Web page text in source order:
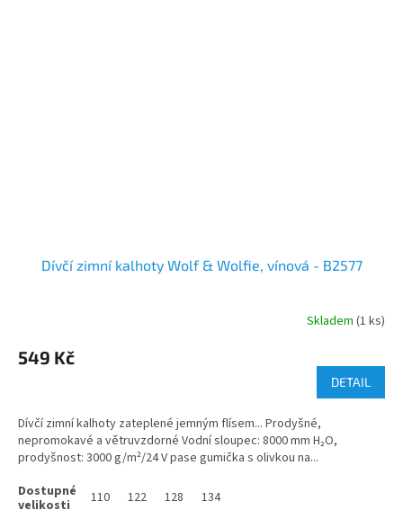
Dívčí zimní kalhoty Wolf & Wolfie, vínová - B2577
Skladem (1 ks)
549 Kč
DETAIL
Dívčí zimní kalhoty zateplené jemným flísem... Prodyšné,
nepromokavé a větruvzdorné Vodní sloupec: 8000 mm H₂O,
prodyšnost: 3000 g/m²/24 V pase gumička s olivkou na...
110 122 128 134